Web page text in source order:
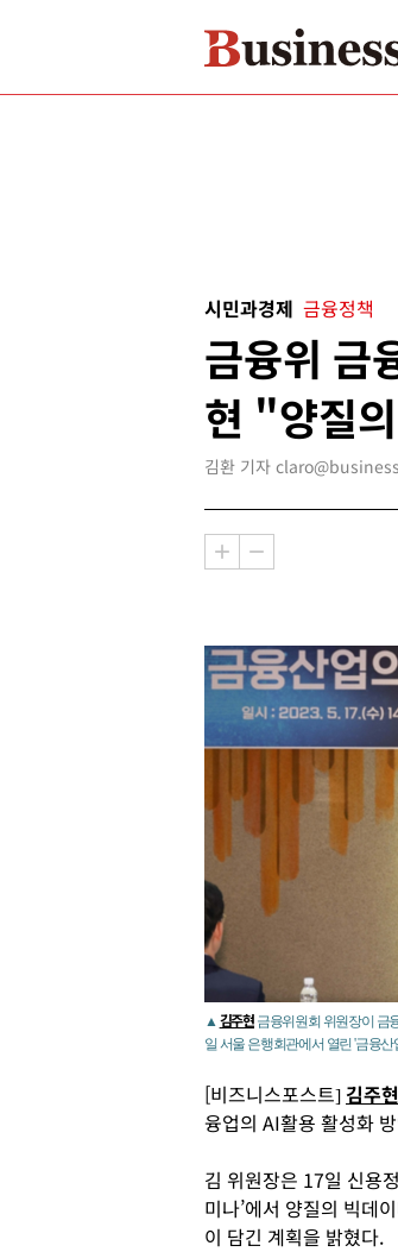
시민과경제 금융정책
금융위 금
현 "양질
김환 기자
▲ 김주현 금융위원회 위원장이 금
일 서울 은행회관에서 열린 '금융
[비즈니스포스트] 김주현
융업의 AI활용 활성화
김 위원장은 17일 신용
미나’에서 양질의 빅데
이 담긴 계획을 밝혔다.